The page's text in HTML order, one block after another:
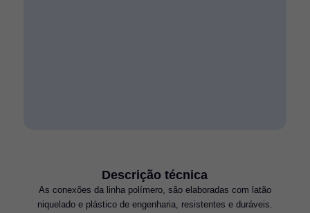
Descrição técnica
As conexões da linha polímero, são elaboradas com latão
niquelado e plástico de engenharia, resistentes e duráveis.